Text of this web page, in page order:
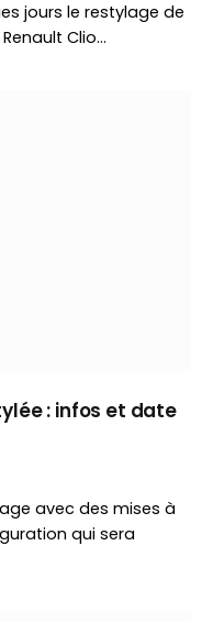
jours le restylage de
Clio…
: infos et date
avec des mises à
qui sera